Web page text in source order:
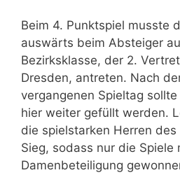
Beim 4. Punktspiel musste
auswärts beim Absteiger
Bezirksklasse, der 2.
Dresden, antreten. Nach
vergangenen Spieltag
hier weiter gefüllt werden.
die spielstarken Herren
Sieg, sodass nur die Spiele
Damenbeteiligung